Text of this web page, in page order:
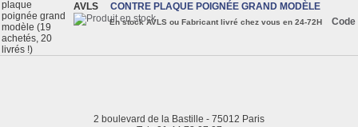
AVLS CONTRE PLAQUE POIGNÉE GRAND MODÈLE
En stock AVLS ou Fabricant livré chez vous en 24-72H Code
2 boulevard de la Bastille - 75012 Paris